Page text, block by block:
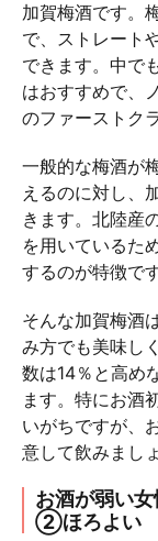
加賀梅酒です。
で、ストレート
できます。中で
はおすすめで、
のファーストク
一般的な梅酒が
えるのに対し、
きます。北陸産
を用いているた
するのが特徴です
そんな加賀梅酒
み方でも美味し
数は14％と高め
ます。特にお酒
いがちですが、
意して飲みましょ
お酒が弱い
②ほろよい